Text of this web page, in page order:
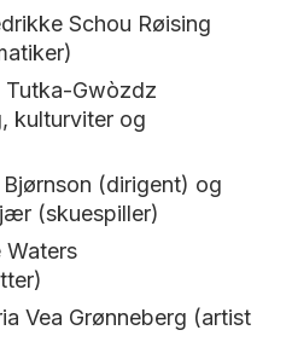
Schou Røising
Tutka-Gwòzdz
kulturviter og
(dirigent) og
(skuespiller)
Waters
Vea Grønneberg (artist